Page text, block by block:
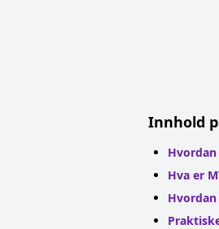
Innhold
Hva er
Hvordan